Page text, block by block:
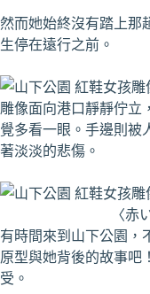
然而她始終沒有踏上那
生停在遠行之前。
雕像面向港口靜靜佇立
覺多看一眼。手邊則被
著淡淡的悲傷。
〈赤
有時間來到山下公園，
原型與她背後的故事吧
受。